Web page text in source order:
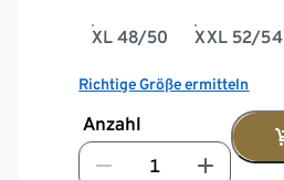
XL 48/50 XXL 52/54
Richtige Größe ermitteln
Anzahl